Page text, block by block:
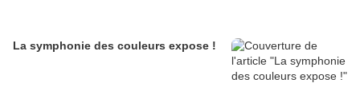
La symphonie des couleurs expose !